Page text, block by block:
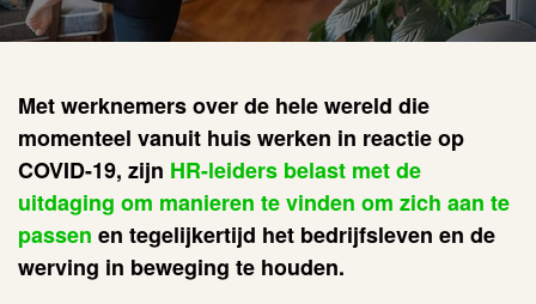
Met werknemers over de hele wereld die
momenteel vanuit huis werken in reactie op
COVID-19, zijn HR-leiders belast met de
uitdaging om manieren te vinden om zich aan te
passen en tegelijkertijd het bedrijfsleven en de
werving in beweging te houden.